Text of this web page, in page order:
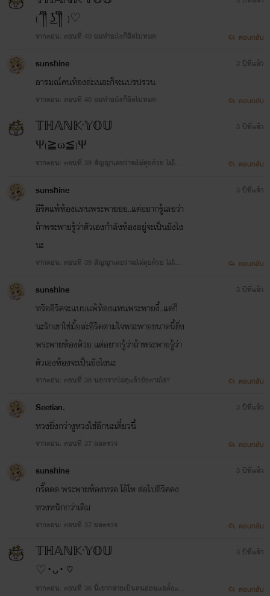
(´༎ຶ ͜ʖ ༎ຶ `)♡
จากตอน: ตอนที่ 40 ผมทำอะไรก็ผิดไปหมด ตอบกลับ
sunshine
อารมณ์คนท้องอ่ะเนอะก็จะแปรปรวน
จากตอน: ตอนที่ 40 ผมทำอะไรก็ผิดไปหมด
3 ปีที่แล้ว
ตอบกลับ
𝕋ℍ𝔸ℕ𝕂'𝕐𝕆𝕌
Ψ(≧ω≦)Ψ
จากตอน: ตอนที่ 39 สัญญาเลยว่าจะไม่คุยด้วย ไม่ให้น
3 ปีที่แล้ว
ตอบกลับ
sunshine
อีริคแพ้ท้องแทนพระพายยย..แต่อยากรู้เลยว่า
ถ้าพระพายรู้ว่าตัวเองกำลังท้องอยู่จะเป็นยังไง
นะ
จากตอน: ตอนที่ 39 สัญญาเลยว่าจะไม่คุยด้วย ไม่ให้น
3 ปีที่แล้ว
ตอบกลับ
sunshine
หรืออีริคจะแบบแพ้ท้องแทนพระพายงี้..แต่ก็
นะรักเขาใช่มั้ยล่ะอีริคตามใจพระพายขนาดนี้ยิ่ง
พระพายท้องด้วย แต่อยากรู้ว่าถ้าพระพายรู้ว่า
ตัวเองท้องจะเป็นยังไงนะ
จากตอน: ตอนที่ 38 นอกจากไม่ดุแล้วยังตามใจ?
3 ปีที่แล้ว
ตอบกลับ
Seetian.
หวงยิ่งกว่างูหวงใช่อีกนะเดี๋ยวนี้
จากตอน: ตอนที่ 37 ผลตรวจ
3 ปีที่แล้ว
ตอบกลับ
sunshine
กรี๊ดดด พระพายท้องหรอ โอ้โห ต่อไปอีริคคง
หวงหนักกว่าเดิม
จากตอน: ตอนที่ 37 ผลตรวจ
3 ปีที่แล้ว
ตอบกลับ
𝕋ℍ𝔸ℕ𝕂'𝕐𝕆𝕌
♡･ᴗ･`♡
จากตอน: ตอนที่ 36 นี่เขากลายเป็นคนอ่อนแอตั้งแต่เ
3 ปีที่แล้ว
ตอบกลับ